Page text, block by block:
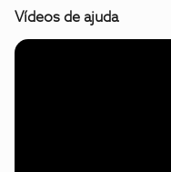
Vídeos de ajuda